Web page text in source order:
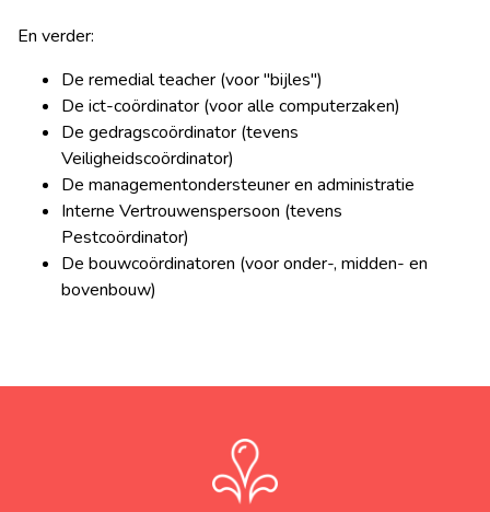
En verder:
De remedial teacher (voor "bijles")
De ict-coördinator (voor alle computerzaken)
De gedragscoördinator (tevens
Veiligheidscoördinator)
De managementondersteuner en administratie
Interne Vertrouwenspersoon (tevens
Pestcoördinator)
De bouwcoördinatoren (voor onder-, midden- en
bovenbouw)